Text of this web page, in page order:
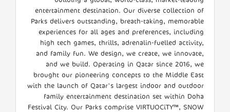
entertainment destination. Our diverse collection of
Parks delivers outstanding, breath-taking, memorable
experiences for all ages and preferences, including
high tech games, thrills, adrenalin-fuelled activity,
and family fun. We design, we create, we innovate,
and we build. Operating in Qatar since 2016, we
brought our pioneering concepts to the Middle East
with the launch of Qatar's largest indoor and outdoor
family entertainment destination set within Doha
Festival City. Our Parks comprise VIRTUOCiTY™, SNOW